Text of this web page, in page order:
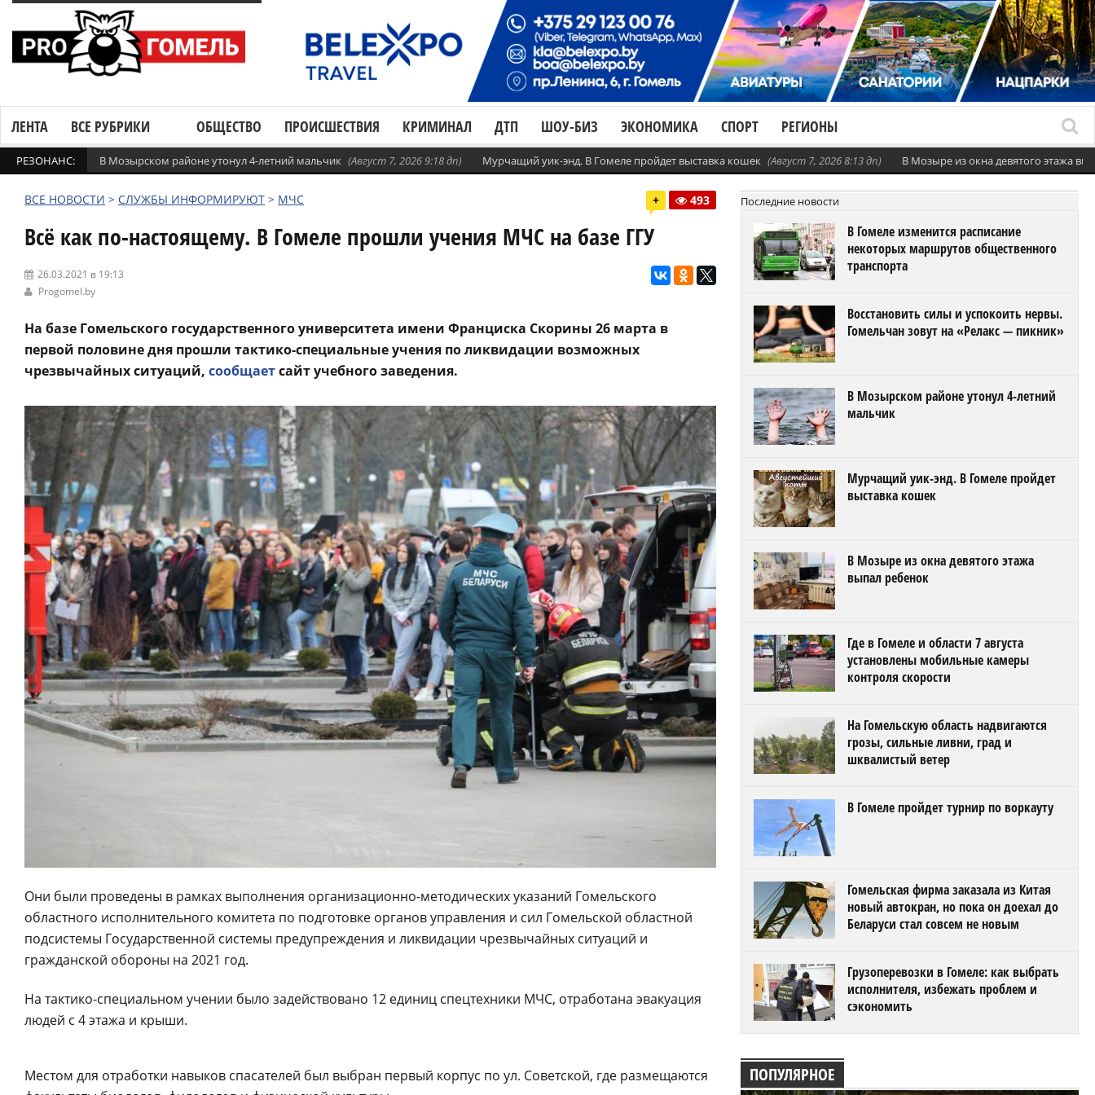
ЛЕНТА ВСЕ РУБРИКИ ОБЩЕСТВО ПРОИСШЕСТВИЯ КРИМИНАЛ ДТП ШОУ-БИЗ ЭКОНОМИКА СПОРТ РЕГИОНЫ
РЕЗОНАНС: В Мозырском районе утонул 4-летний мальчик (Август 7, 2026 9:18 дп) Мурчащий уик-энд. В Гомеле пройдет выставка кошек (Август 7, 2026 8:13 дп) В Мозыре из окна девятого этажа
ВСЕ НОВОСТИ > СЛУЖБЫ ИНФОРМИРУЮТ > МЧС + 493
Всё как по-настоящему. В Гомеле прошли учения МЧС на базе ГГУ
26.03.2021 в 19:13
Progomel.by
На базе Гомельского государственного университета имени Франциска Скорины 26 марта в
первой половине дня прошли тактико-специальные учения по ликвидации возможных
чрезвычайных ситуаций, сообщаетсайт учебного заведения.
Они были проведены в рамках выполнения организационно-методических указаний Гомельского
областного исполнительного комитета по подготовке органов управления и сил Гомельской областной
подсистемы Государственной системы предупреждения и ликвидации чрезвычайных ситуаций и
гражданской обороны на 2021 год.
На тактико-специальном учении было задействовано 12 единиц спецтехники МЧС, отработана эвакуация
людей с 4 этажа и крыши.
Местом для отработки навыков спасателей был выбран первый корпус по ул. Советской, где размещаются
Последние новости
В Гомеле изменится расписание
некоторых маршрутов общественного
транспорта
Восстановить силы и успокоить нервы.
Гомельчан зовут на «Релакс — пикник»
В Мозырском районе утонул 4-летний
мальчик
Мурчащий уик-энд. В Гомеле пройдет
выставка кошек
В Мозыре из окна девятого этажа
выпал ребенок
Где в Гомеле и области 7 августа
установлены мобильные камеры
контроля скорости
На Гомельскую область надвигаются
грозы, сильные ливни, град и
шквалистый ветер
В Гомеле пройдет турнир по воркауту
Гомельская фирма заказала из Китая
новый автокран, но пока он доехал до
Беларуси стал совсем не новым
Грузоперевозки в Гомеле: как выбрать
исполнителя, избежать проблем и
сэкономить
ПОПУЛЯРНОЕ